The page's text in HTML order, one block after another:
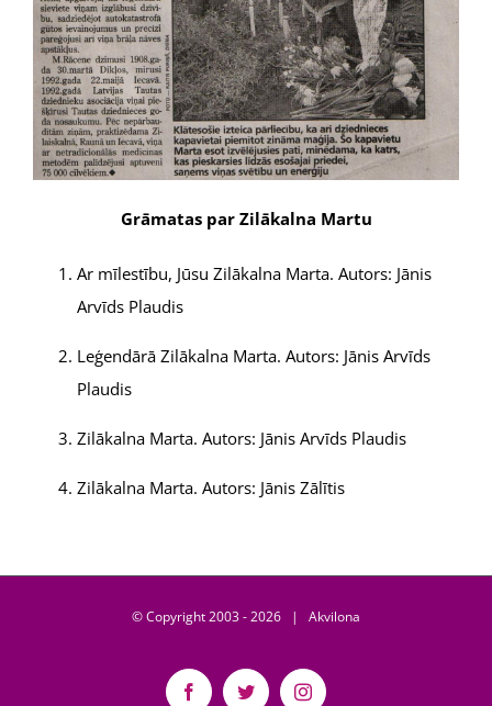
Grāmatas par Zilākalna Martu
Ar mīlestību, Jūsu Zilākalna Marta. Autors: Jānis
Arvīds Plaudis
Leģendārā Zilākalna Marta. Autors: Jānis Arvīds
Plaudis
Zilākalna Marta. Autors: Jānis Arvīds Plaudis
Zilākalna Marta. Autors: Jānis Zālītis
© Copyright 2003 -2026 | Akvilona
FacebookTwitter Instagram